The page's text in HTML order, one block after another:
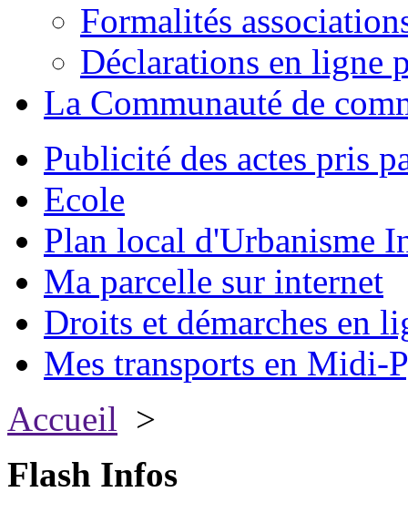
Formalités
Déclarations en ligne
La Communauté de
Publicité des actes pris
Ecole
Plan local d'Urbanisme
Ma parcelle sur internet
Droits et démarches en
Mes transports en Midi-
Accueil >
Flash Infos